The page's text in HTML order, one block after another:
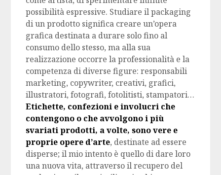
possibilità espressive. Studiare il packaging
di un prodotto significa creare un’opera
grafica destinata a durare solo fino al
consumo dello stesso, ma alla sua
realizzazione occorre la professionalità e la
competenza di diverse figure: responsabili
marketing, copywriter, creativi, grafici,
illustratori, fotografi, fotolitisti, stampatori…
Etichette, confezioni e involucri che
contengono o che avvolgono i più
svariati prodotti, a volte, sono vere e
proprie opere d’arte, destinate ad essere
disperse; il mio intento è quello di dare loro
una nuova vita, attraverso il recupero del